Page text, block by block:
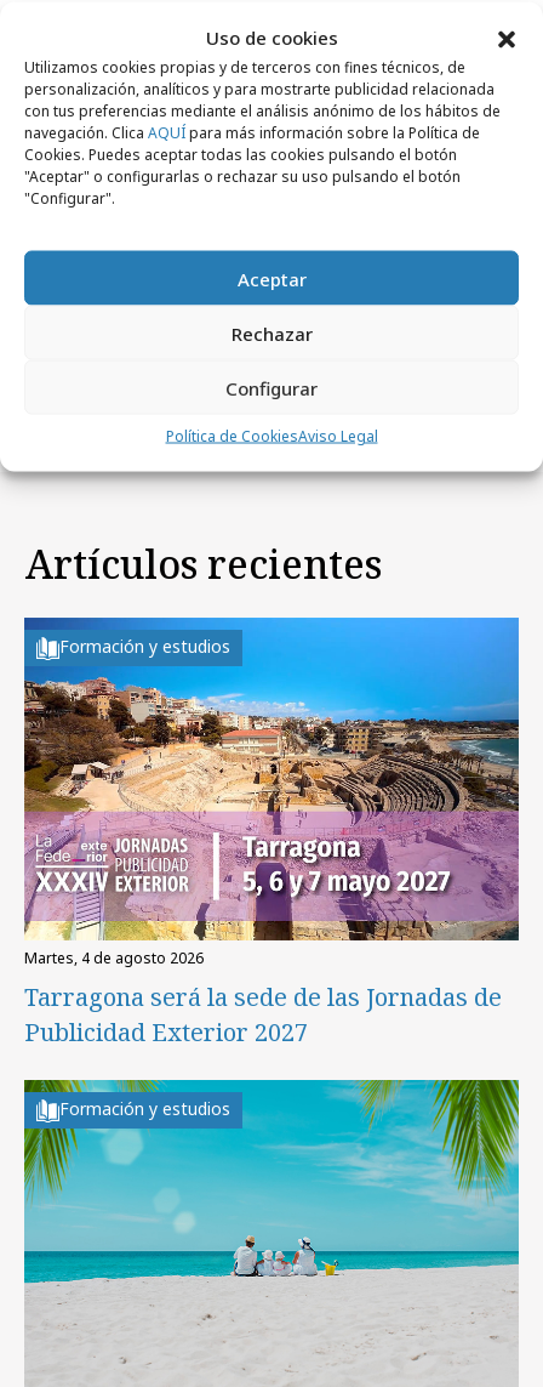
Uso de cookies
Utilizamos cookies propias y de terceros con fines técnicos, de
personalización, analíticos y para mostrarte publicidad relacionada
con tus preferencias mediante el análisis anónimo de los hábitos de
navegación. Clica AQUÍpara más información sobre la Política de
Cookies. Puedes aceptar todas las cookies pulsando el botón
"Aceptar" o configurarlas o rechazar su uso pulsando el botón
"Configurar".
Aceptar
Rechazar
Configurar
Política de CookiesAviso Legal
Comparte
Noticias Relacionadas
No se han encontrado noticias relacionadas.
Artículos recientes
Formación y estudios
martes, 4 de agosto 2026
Tarragona será la sede de las Jornadas de
Publicidad Exterior 2027
Formación y estudios